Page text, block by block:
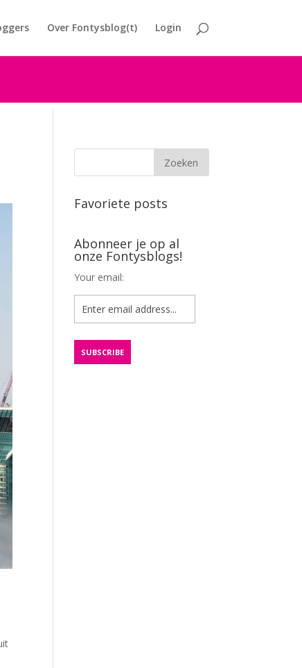
Over Fontysblog(t) Login
Favoriete posts
Abonneer je op al
onze Fontysblogs!
Your email: